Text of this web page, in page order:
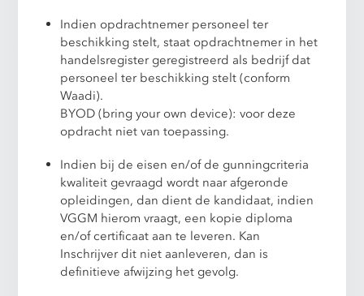
Indien opdrachtnemer personeel ter
beschikking stelt, staat opdrachtnemer in het
handelsregister geregistreerd als bedrijf dat
personeel ter beschikking stelt (conform
Waadi).
BYOD (bring your own device): voor deze
opdracht niet van toepassing.
Indien bij de eisen en/of de gunningcriteria
kwaliteit gevraagd wordt naar afgeronde
opleidingen, dan dient de kandidaat, indien
VGGM hierom vraagt, een kopie diploma
en/of certificaat aan te leveren. Kan
Inschrijver dit niet aanleveren, dan is
definitieve afwijzing het gevolg.